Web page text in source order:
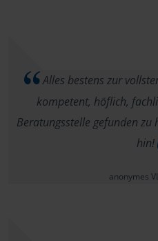
Alles bestens zur
kompetent, höflich,
Beratungsstelle gefunden zu
hin!
anonymes